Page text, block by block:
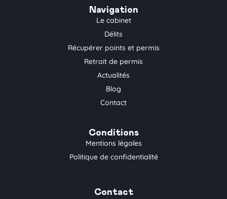
t
a
a
m
e
b
o
o
k
-
f
t
o
Navigation
Le cabinet
Délits
Récupérer points et permis
Retrait de permis
Actualités
Blog
Contact
Conditions
Mentions légales
Politique de confidentialité
Contact